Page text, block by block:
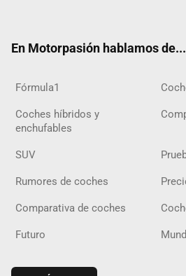
En Motorpasión hablamos de...
Fórmula1
Coches híbridos y
enchufables
SUV
Rumores de coches
Comparativa de coches
Futuro